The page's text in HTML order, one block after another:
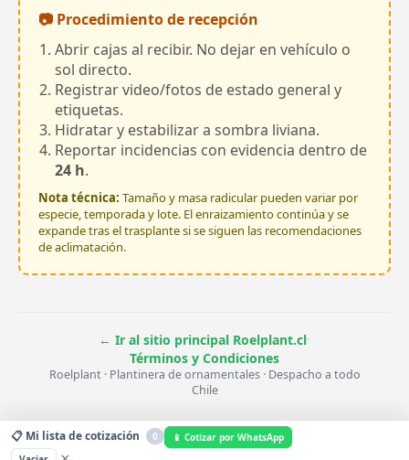
📷 Procedimiento de recepción
Abrir cajas al recibir. No dejar en vehículo o
sol directo.
Registrar video/fotos de estado general y
etiquetas.
Hidratar y estabilizar a sombra liviana.
Reportar incidencias con evidencia dentro de
24 h.
Nota técnica: Tamaño y masa radicular pueden variar por
especie, temporada y lote. El enraizamiento continúa y se
expande tras el trasplante si se siguen las recomendaciones
de aclimatación.
← Ir al sitio principal Roelplant.cl·
Términos y Condiciones
Roelplant · Plantinera de ornamentales · Despacho a todo
Chile
📋 Mi lista de cotización 0
📱 Cotizar por WhatsApp